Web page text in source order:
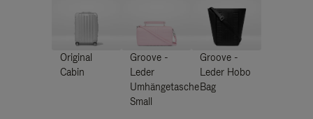
Original
Cabin
Groove -
Leder
Umhängetasche
Small
Groove -
Leder Hobo
Bag